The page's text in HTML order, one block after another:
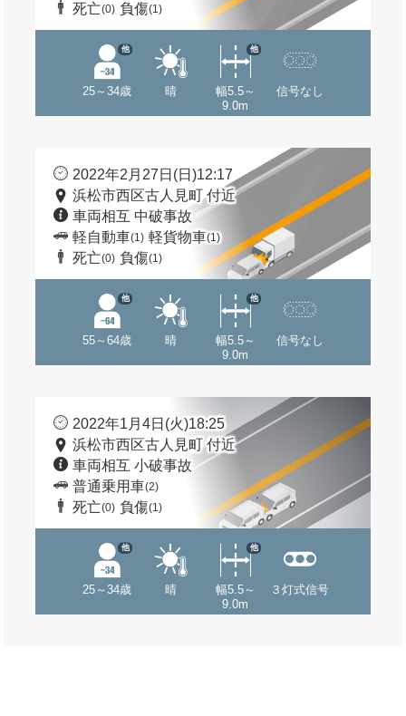
死亡(0) 負傷(1)
25～34歳
他
晴
幅5.5～
9.0m
他
信号なし
2022年2月27日(日)12:17
浜松市西区古人見町 付近
車両相互 中破事故
軽自動車(1) 軽貨物車(1)
死亡(0) 負傷(1)
55～64歳
他
晴
幅5.5～
9.0m
他
信号なし
2022年1月4日(火)18:25
浜松市西区古人見町 付近
車両相互 小破事故
普通乗用車(2)
死亡(0) 負傷(1)
25～34歳
他
晴
幅5.5～
9.0m
他
３灯式信号